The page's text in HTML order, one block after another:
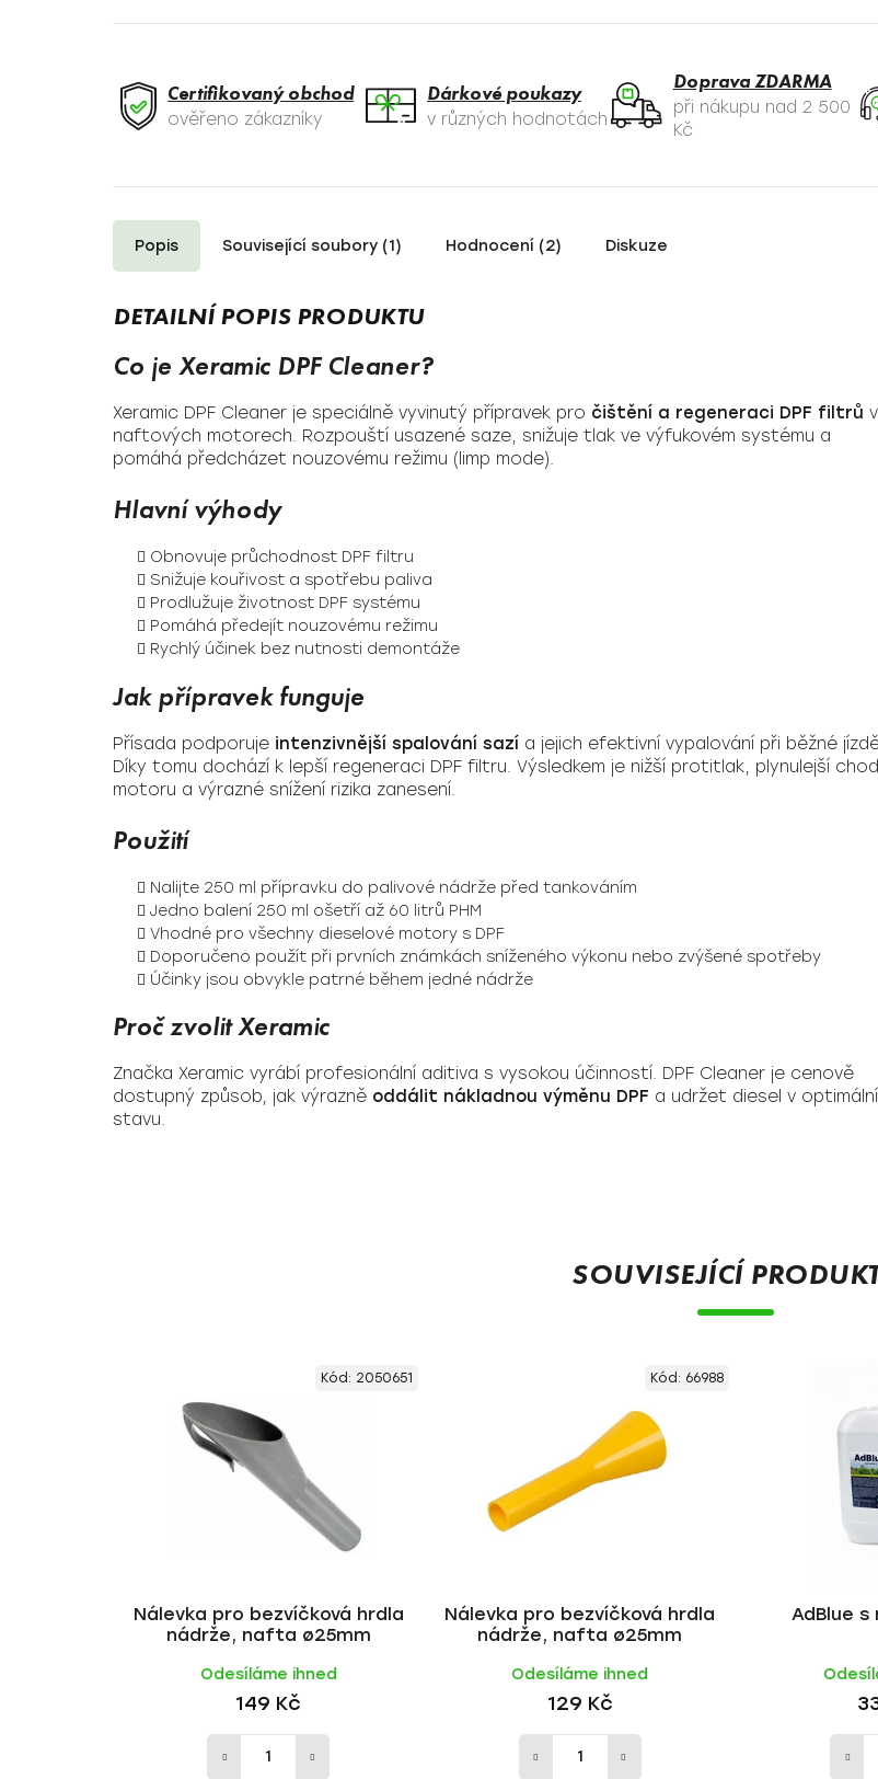
Certifikovaný obchod
ověřeno zákazníky
Dárkové poukazy
v různých hodnotách
Doprava ZDARMA
při nákupu nad 2 500
Kč
Popis Související soubory (1) Hodnocení (2) Diskuze
Co je Xeramic DPF Cleaner?
Xeramic DPF Cleaner je speciálně vyvinutý přípravek pro čištění a regeneraci DPF filtrů v
naftových motorech. Rozpouští usazené saze, snižuje tlak ve výfukovém systému a
pomáhá předcházet nouzovému režimu (limp mode).
Hlavní výhody
Obnovuje průchodnost DPF filtru
Snižuje kouřivost a spotřebu paliva
Prodlužuje životnost DPF systému
Pomáhá předejít nouzovému režimu
Rychlý účinek bez nutnosti demontáže
Jak přípravek funguje
Přísada podporuje intenzivnější spalování sazí a jejich efektivní vypalování při běžné
Díky tomu dochází k lepší regeneraci DPF filtru. Výsledkem je nižší protitlak, plynulejší chod
motoru a výrazné snížení rizika zanesení.
Použití
Nalijte 250 ml přípravku do palivové nádrže před tankováním
Jedno balení 250 ml ošetří až 60 litrů PHM
Vhodné pro všechny dieselové motory s DPF
Doporučeno použít při prvních známkách sníženého výkonu nebo zvýšené spotřeby
Účinky jsou obvykle patrné během jedné nádrže
Proč zvolit Xeramic
Značka Xeramic vyrábí profesionální aditiva s vysokou účinností. DPF Cleaner je cenově
dostupný způsob, jak výrazně oddálit nákladnou výměnu DPF a udržet diesel v
stavu.
SOUVISEJÍCÍ
Nálevka pro bezvíčková hrdla
nádrže, nafta ø25mm
Odesíláme ihned
149 Kč
Kód: 2050651
Nálevka pro bezvíčková hrdla
nádrže, nafta ø25mm
Odesíláme ihned
129 Kč
Kód: 66988
AdBlue s